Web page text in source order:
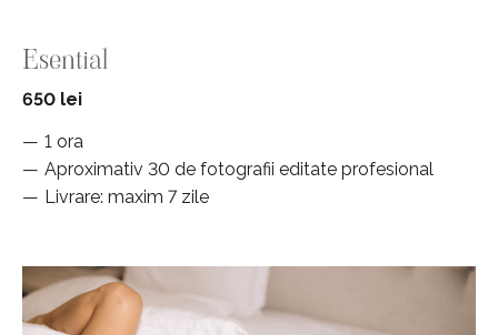
Esential
650 lei
1 ora
Aproximativ 30 de fotografii editate profesional
Livrare: maxim 7 zile